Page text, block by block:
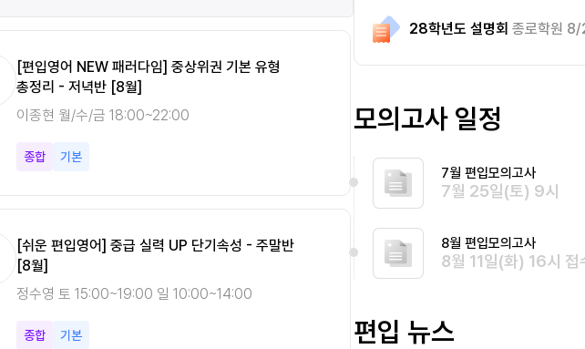
[편입영어 NEW 패러다임][STEP.1] 개념완성 주말
시작반 [8월]
이종현 토 15:00~19:00 일 10:00~14:00
종합 기초
[Climax 편입수학] 개념 All Cover 미적분학 단기
속성반 [8월]
최우진 월/수 18:00~22:00
미적분 기초
최우진 화/목
편입
영어
[편입영어 NEW 패러다
총정리 오전반 [8월]
종합
[편입영어 NEW 패러다임] 중상위권 기본 유형
총정리 - 저녁반 [8월]
이종현 월/수/금 18:00~22:00
종합 기본
[쉬운 편입영어] 중급 실력 UP 단기속성 - 주말반
[8월]
정수영 토 15:00~19:00 일 10:00~14:00
종합 기본
송지현 화/목
10:00~14:00
종합 심화
편입
영어
[SMART 편입영어] 자연
완전정복 - 오전반 [8월]
종합
28학년도 설명회 종로학원
모의고사 일정
7월 편입모의고사
7월 25일(토) 9시
8월 편입모의고사
8월 11일(화) 16시 접
편입 뉴스